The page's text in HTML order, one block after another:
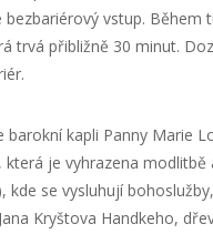
vstup. Během
trvá přibližně 30 minut.
kapli Panny Marie
která je vyhrazena
kde se vysluhují
Kryštova Handkeho,